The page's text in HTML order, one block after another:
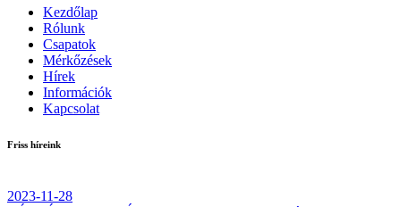
Kezdőlap
Rólunk
Csapatok
Mérkőzések
Hírek
Információk
Kapcsolat
Friss híreink
2023-11-28